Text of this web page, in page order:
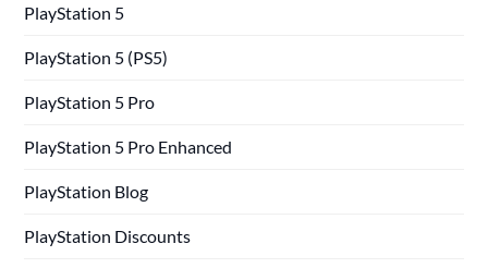
PlayStation 5
PlayStation 5 (PS5)
PlayStation 5 Pro
PlayStation 5 Pro Enhanced
PlayStation Blog
PlayStation Discounts